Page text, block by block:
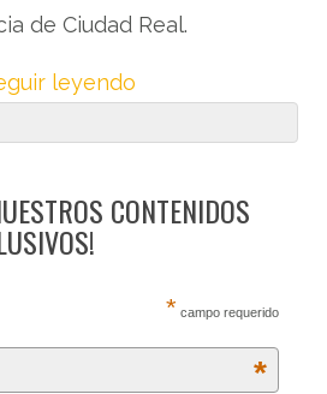
de Ciudad Real.
leyendo
CONTENIDOS
* campo requerido
*